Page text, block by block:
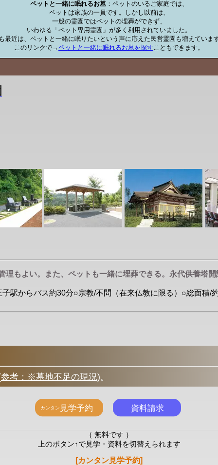
ペットと一緒に眠れるお墓：ペットのいるご家庭では、
ペットは家族の一員です。しかし以前は、
一般の霊園ではペットの埋葬ができず、
いわゆる「ペット専用霊園」が多く利用されていました。
最近は、ペットと一緒に眠りたいという声に応えた民営霊園も増えていま
このリンクで→ペットと一緒に眠れるお墓を探す こともできます。
もよい。また、ペットも一緒に埋葬できる。永代供養塔開
駅からバス約30分○宗教/不問（在来仏教に限る）○総面積
参考：※墓地不足の現況)。
（ 無料です ）
上のボタン↑で見学・資料を切替えられます
[カンタン見学予約]